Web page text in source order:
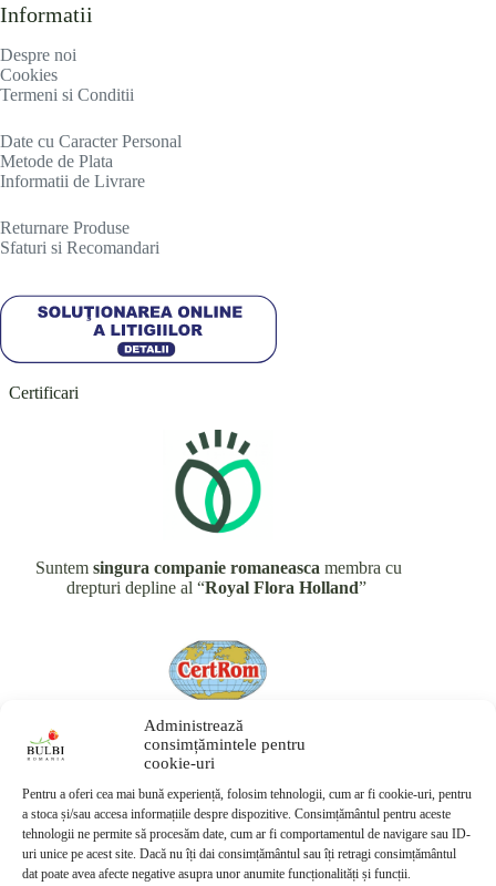
Informatii
Despre noi
Cookies
Termeni si Conditii
Date cu Caracter Personal
Metode de Plata
Informatii de Livrare
Returnare Produse
Sfaturi si Recomandari
Certificari
Suntem singura companie romaneasca membra cu
drepturi depline al “Royal Flora Holland”
Avem anumite produse BIO, certificate Certrom
Administrează
consimțămintele pentru
cookie-uri
Pentru a oferi cea mai bună experiență, folosim tehnologii, cum ar fi cookie-uri, pentru
a stoca și/sau accesa informațiile despre dispozitive. Consimțământul pentru aceste
tehnologii ne permite să procesăm date, cum ar fi comportamentul de navigare sau ID-
uri unice pe acest site. Dacă nu îți dai consimțământul sau îți retragi consimțământul
dat poate avea afecte negative asupra unor anumite funcționalități și funcții.